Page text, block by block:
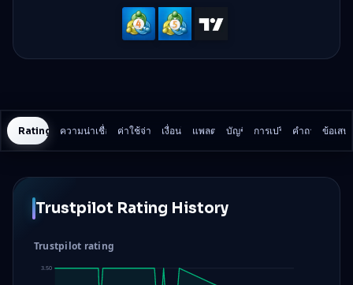
MetaTrader
4
MetaTrader
Rating Historyความน่าเชื่อถือและความปลอดภัย
ค่าใช้จ่ายในการเทรด
เงื่อนไข แพลตฟอร์ม
บัญชี การเปรียบเทียบ
คำถาม ข้อเสน
Trustpilot Rating History
Trustpilot rating
3.50